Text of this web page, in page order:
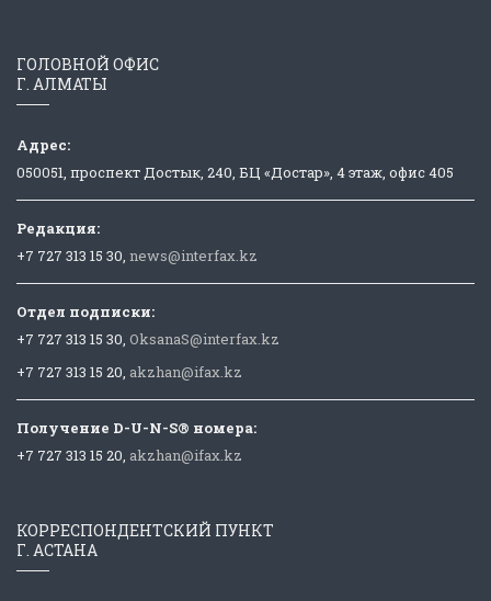
ГОЛОВНОЙ ОФИС
Г. АЛМАТЫ
Адрес:
050051, проспект Достык, 240, БЦ «Достар», 4 этаж, офис 405
Редакция:
+7 727 313 15 30, news@interfax.kz
Отдел подписки:
+7 727 313 15 30, OksanaS@interfax.kz
+7 727 313 15 20, akzhan@ifax.kz
Получение D-U-N-S® номера:
+7 727 313 15 20, akzhan@ifax.kz
КОРРЕСПОНДЕНТСКИЙ ПУНКТ
Г. АСТАНА